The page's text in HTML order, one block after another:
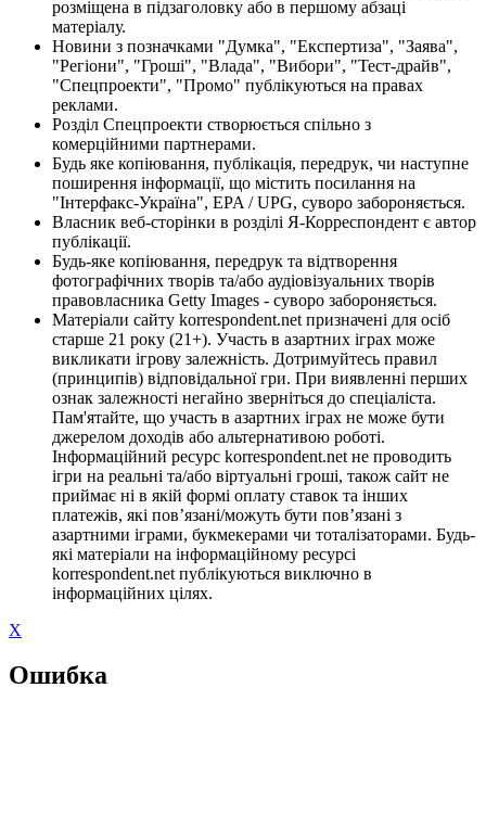
розміщена в підзаголовку або в першому абзаці
матеріалу.
Новини з позначками "Думка", "Експертиза", "Заява",
"Регіони", "Гроші", "Влада", "Вибори", "Тест-драйв",
"Спецпроекти", "Промо" публікуються на правах
реклами.
Розділ Спецпроекти створюється спільно з
комерційними партнерами.
Будь яке копіювання, публікація, передрук, чи наступне
поширення інформації, що містить посилання на
"Інтерфакс-Україна", EPA / UPG, суворо забороняється.
Власник веб-сторінки в розділі Я-Корреспондент є автор
публікації.
Будь-яке копіювання, передрук та відтворення
фотографічних творів та/або аудіовізуальних творів
правовласника Getty Images - суворо забороняється.
Матеріали сайту korrespondent.net призначені для осіб
старше 21 року (21+). Участь в азартних іграх може
викликати ігрову залежність. Дотримуйтесь правил
(принципів) відповідальної гри. При виявленні перших
ознак залежності негайно зверніться до спеціаліста.
Пам'ятайте, що участь в азартних іграх не може бути
джерелом доходів або альтернативою роботі.
Інформаційний ресурс korrespondent.net не проводить
ігри на реальні та/або віртуальні гроші, також сайт не
приймає ні в якій формі оплату ставок та інших
платежів, які пов’язані/можуть бути пов’язані з
азартними іграми, букмекерами чи тоталізаторами. Будь-
які матеріали на інформаційному ресурсі
korrespondent.net публікуються виключно в
інформаційних цілях.
X
Ошибка